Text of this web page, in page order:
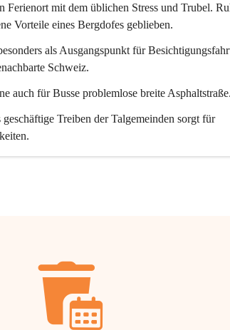
Ferienort mit dem üblichen Stress und Trubel.
Vorteile eines Bergdofes geblieben.
als Ausgangspunkt für
Schweiz.
auch für Busse problemlose breite
Treiben der Talgemeinden sorgt für